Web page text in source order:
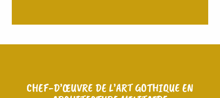
CHEF-D’ŒUVRE DE L’ART GOTHIQUE EN